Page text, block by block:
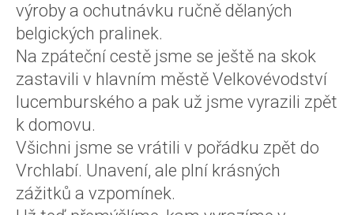
výroby a ochutnávku ručně dělaných
belgických pralinek.
Na zpáteční cestě jsme se ještě na skok
zastavili v hlavním městě Velkovévodství
lucemburského a pak už jsme vyrazili zpět
k domovu.
Všichni jsme se vrátili v pořádku zpět do
Vrchlabí. Unavení, ale plní krásných
zážitků a vzpomínek.